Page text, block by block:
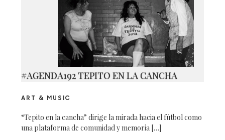
#AGENDA192 TEPITO EN LA CANCHA
ART & MUSIC
“Tepito en la cancha” dirige la mirada hacia el fútbol como
una plataforma de comunidad y memoria […]